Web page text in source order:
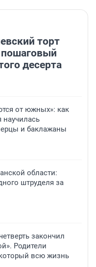
торт
десерта
от южных»: как
научилась
и баклажаны
области:
штруделя за
закончил
Родители
всю жизнь